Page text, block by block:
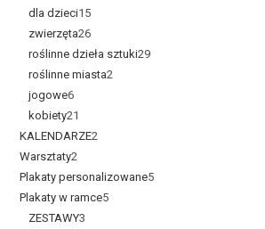
dla dzieci15
zwierzęta26
roślinne dzieła sztuki29
roślinne miasta2
jogowe6
kobiety21
KALENDARZE2
Warsztaty2
Plakaty personalizowane5
Plakaty w ramce5
ZESTAWY3